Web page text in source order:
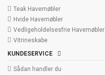
Teak Havemøbler
Hvide Havemøbler
Vedligeholdelsesfrie Havemøbler
Vitrineskabe
KUNDESERVICE
Sådan handler du